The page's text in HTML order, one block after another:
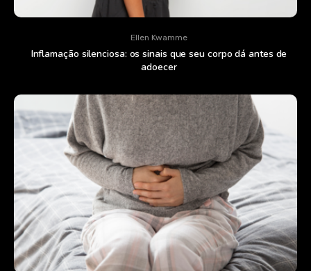
Ellen Kwamme
Inflamação silenciosa: os sinais que seu corpo dá antes de
adoecer